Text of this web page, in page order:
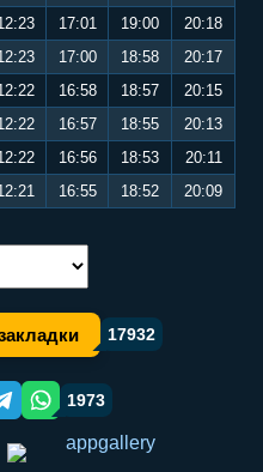
17:01 19:00
20:18
17:00 18:58
20:17
16:58 18:57
20:15
16:57 18:55
20:13
16:56 18:53
20:11
16:55 18:52 20:09
языка:
17932
Telegram orqali ulashish
WhatsApp orqali ulashish
1973